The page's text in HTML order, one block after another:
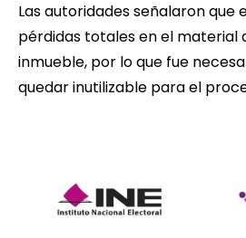
Las autoridades señalaron que
pérdidas totales en el material
inmueble, por lo que fue
quedar inutilizable para el